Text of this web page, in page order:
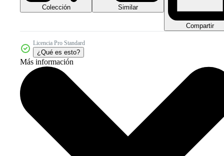
Colección Similar
Compartir
Licencia Pro Standard
¿Qué es esto?
Más información